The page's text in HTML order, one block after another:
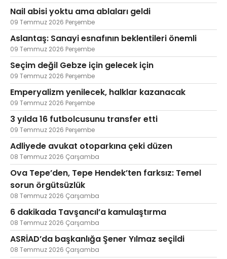
Nail abisi yoktu ama ablaları geldi
09 Temmuz 2026 Perşembe
Aslantaş: Sanayi esnafının beklentileri önemli
09 Temmuz 2026 Perşembe
Seçim değil Gebze için gelecek için
09 Temmuz 2026 Perşembe
Emperyalizm yenilecek, halklar kazanacak
09 Temmuz 2026 Perşembe
3 yılda 16 futbolcusunu transfer etti
09 Temmuz 2026 Perşembe
Adliyede avukat otoparkına çeki düzen
08 Temmuz 2026 Çarşamba
Ova Tepe’den, Tepe Hendek’ten farksız: Temel
sorun örgütsüzlük
08 Temmuz 2026 Çarşamba
6 dakikada Tavşancıl’a kamulaştırma
08 Temmuz 2026 Çarşamba
ASRİAD’da başkanlığa Şener Yılmaz seçildi
08 Temmuz 2026 Çarşamba